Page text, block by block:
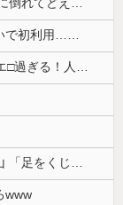
【悲報】 女さん、歩行者を轢いた挙句、道路に倒れてどえらいことになってしまうw w w w w w w
長身美ボディの保育士さんが女性用風俗を勢いで初利用…子供に絶対見せられないメスの顔でイキまくり。
井上晴美、乳首ヘア○ードや濡れ場お○ぱいがエ□過ぎる！人生最後のラスト写真集、最高！！
ドイツ人男性がランニングシューズで富士登山 「足をくじいて動けない」
www